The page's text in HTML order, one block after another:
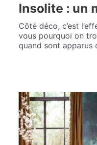
Insolite : un
Côté déco, c’est
vous pourquoi on
quand sont apparus